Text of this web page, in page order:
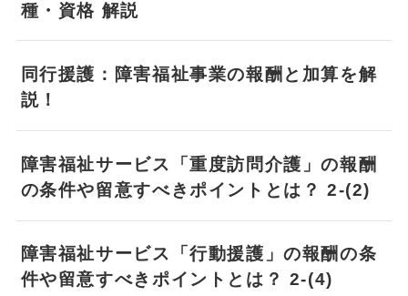
種・資格 解説
同行援護：障害福祉事業の報酬と加算を解
説！
障害福祉サービス「重度訪問介護」の報酬
の条件や留意すべきポイントとは？ 2-(2)
障害福祉サービス「行動援護」の報酬の条
件や留意すべきポイントとは？ 2-(4)